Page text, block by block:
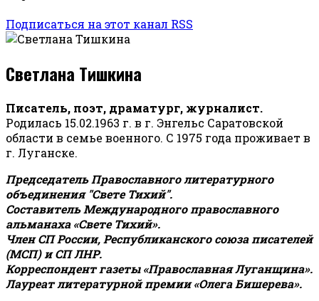
Подписаться на этот канал RSS
Светлана Тишкина
Писатель, поэт, драматург, журналист.
Родилась 15.02.1963 г. в г. Энгельс Саратовской
области в семье военного. С 1975 года проживает в
г. Луганске.
Председатель Православного литературного
объединения "Свете Тихий".
Составитель Международного православного
альманаха «Свете Тихий».
Член СП России, Республиканского союза писателей
(МСП) и СП ЛНР.
Корреспондент газеты «Православная Луганщина».
Лауреат литературной премии «Олега Бишерева».